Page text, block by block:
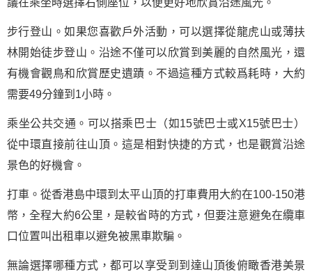
議在乘坐時選擇右側座位，以便更好地欣賞沿途風光。
步行登山。如果您喜歡戶外活動，可以選擇從龍虎山或薄扶
林開始徒步登山。沿途不僅可以欣賞到美麗的自然風光，還
有機會觀鳥和欣賞歷史遺蹟。不過這種方式較爲耗時，大約
需要49分鐘到1小時。
乘坐公共交通。可以搭乘巴士（如15號巴士或X15號巴士）
從中環直接前往山頂。這是相對快捷的方式，也是觀賞沿途
景色的好機會。
打車。從香港島中環到太平山頂的打車費用大約在100-150港
幣，全程大約6公里，是較省時的方式，但要注意避免在纜車
口位置叫出租車以避免被黑車欺騙。
無論選擇哪種方式，都可以享受到到達山頂後俯瞰香港美景